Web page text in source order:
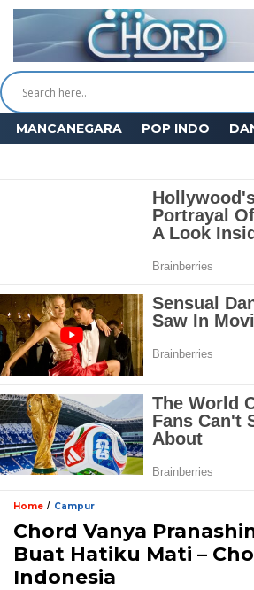
MANCANEGARA POP INDO
Home / Campur
Chord Vanya
Buat Hatiku Mati –
Indonesia